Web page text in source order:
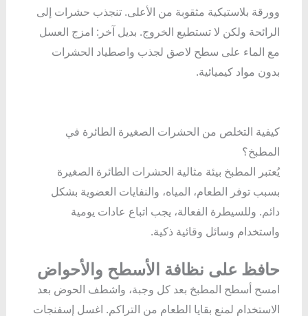
وورقة بلاستيكية مثقوبة من الأعلى. تنجذب حشرات إلى
الرائحة ولكن لا تستطيع الخروج. بديل آخر: امزج العسل
مع الماء على سطح لاصق لجذب واصطياد الحشرات
بدون مواد كيميائية.
كيفية التخلص من الحشرات الصغيرة الطائرة في
المطبخ؟
يُعتبر المطبخ بيئة مثالية الحشرات الطائرة الصغيرة
بسبب توفر الطعام، المياه، والنفايات العضوية بشكل
دائم. وللسيطرة الفعالة، يجب اتباع عادات يومية
واستخدام وسائل وقائية ذكية.
حافظ على نظافة الأسطح والأحواض
امسح أسطح المطبخ بعد كل وجبة، واشطف الحوض بعد
الاستخدام لمنع بقايا الطعام من التراكم. اغسل إسفنجات